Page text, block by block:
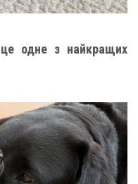
одне з найкращих